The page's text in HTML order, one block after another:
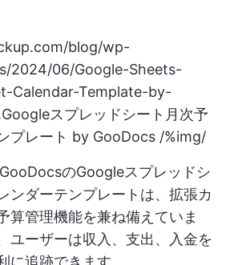
blog/wp-
2024/06/Google-Sheets-
Calendar-Template-by-
スプレッドシート月次予
プレート by GooDocs /%img/
のGoogleスプレッドシ
ンダーテンプレートは、拡張カ
算管理機能を兼ね備えていま
ユーザーは収入、支出、入金を
に追跡できます。